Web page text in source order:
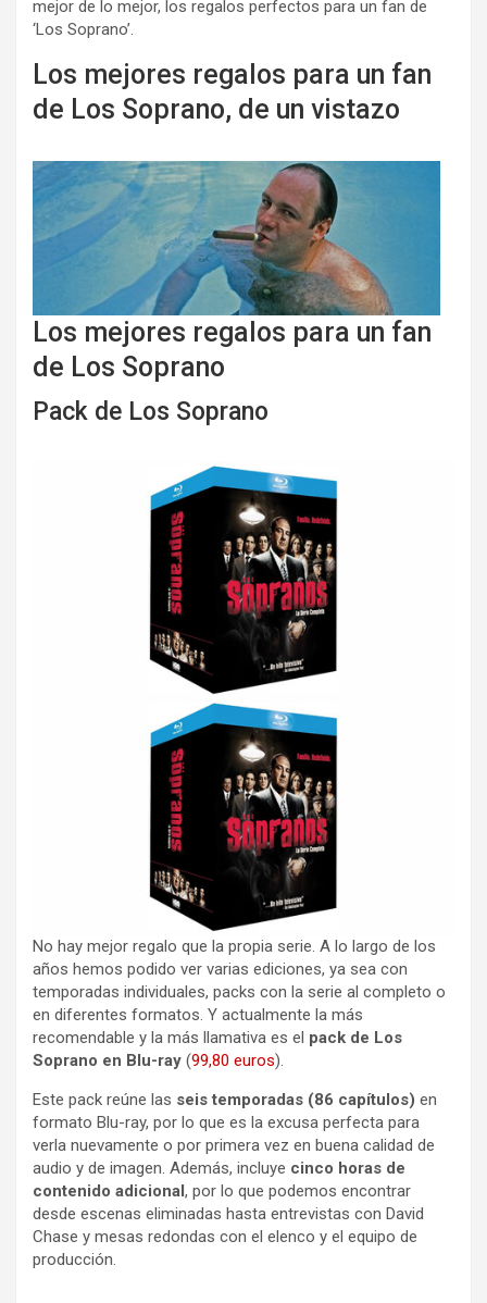
mejor de lo mejor, los regalos perfectos para un fan de
‘Los Soprano’.
Los mejores regalos para un fan
de Los Soprano, de un vistazo
Los mejores regalos para un fan
de Los Soprano
Pack de Los Soprano
No hay mejor regalo que la propia serie. A lo largo de los
años hemos podido ver varias ediciones, ya sea con
temporadas individuales, packs con la serie al completo o
en diferentes formatos. Y actualmente la más
recomendable y la más llamativa es el pack de Los
Soprano en Blu-ray (99,80 euros).
Este pack reúne las seis temporadas (86 capítulos) en
formato Blu-ray, por lo que es la excusa perfecta para
verla nuevamente o por primera vez en buena calidad de
audio y de imagen. Además, incluye cinco horas de
contenido adicional, por lo que podemos encontrar
desde escenas eliminadas hasta entrevistas con David
Chase y mesas redondas con el elenco y el equipo de
producción.